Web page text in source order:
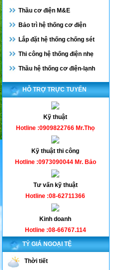
Thầu cơ điện M&E
Bảo trì hệ thống cơ điện
Lắp đặt hệ thống chống sét
Thi công hệ thống điện nhẹ
Thầu hệ thống cơ điện-lạnh
HỖ TRỢ TRỰC TUYẾN
Kỹ thuật
Hotline :0909822766 Mr.Thọ
Kỹ thuật thi công
Hotline :0973090044 Mr. Bảo
Tư vấn kỹ thuật
Hotline :08-62711366
Kinh doanh
Hotline :08-66767.114
TỶ GIÁ NGOẠI TỆ
Thời tiết